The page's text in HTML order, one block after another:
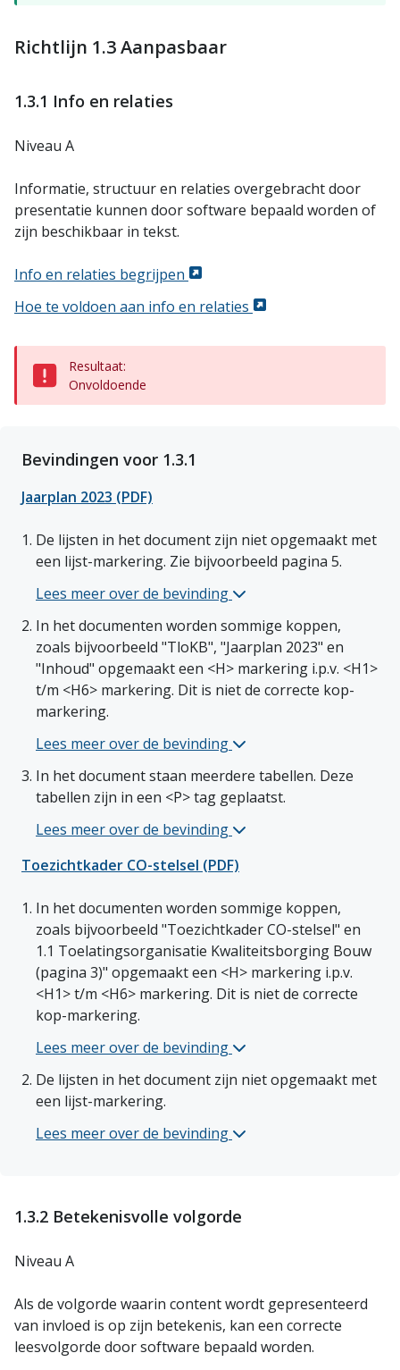
Richtlijn 1.3 Aanpasbaar
1.3.1 Info en relaties
Niveau A
Informatie, structuur en relaties overgebracht door
presentatie kunnen door software bepaald worden of
zijn beschikbaar in tekst.
Info en relaties begrijpen
Hoe te voldoen aan info en relaties
Resultaat:
Onvoldoende
Bevindingen voor 1.3.1
Jaarplan 2023 (PDF)
De lijsten in het document zijn niet opgemaakt met
een lijst-markering. Zie bijvoorbeeld pagina 5.
Lees meer over de bevinding Jaarplan 2023 (PDF) 1
In het documenten worden sommige koppen,
zoals bijvoorbeeld "TloKB", "Jaarplan 2023" en
"Inhoud" opgemaakt een <H> markering i.p.v. <H1>
t/m <H6> markering. Dit is niet de correcte kop-
markering.
Lees meer over de bevinding Jaarplan 2023 (PDF) 2
In het document staan meerdere tabellen. Deze
tabellen zijn in een <P> tag geplaatst.
Lees meer over de bevinding Jaarplan 2023 (PDF) 3
Toezichtkader CO-stelsel (PDF)
In het documenten worden sommige koppen,
zoals bijvoorbeeld "Toezichtkader CO-stelsel" en
1.1 Toelatingsorganisatie Kwaliteitsborging Bouw
(pagina 3)" opgemaakt een <H> markering i.p.v.
<H1> t/m <H6> markering. Dit is niet de correcte
kop-markering.
Lees meer over de bevinding Toezichtkader CO-
De lijsten in het document zijn niet opgemaakt met
een lijst-markering.
Lees meer over de bevinding Toezichtkader CO-
1.3.2 Betekenisvolle volgorde
Niveau A
Als de volgorde waarin content wordt gepresenteerd
van invloed is op zijn betekenis, kan een correcte
leesvolgorde door software bepaald worden.